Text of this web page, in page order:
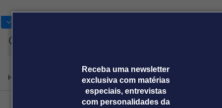
Receba uma newsletter
exclusiva com matérias
especiais, entrevistas
com personalidades da
Home Produtos e soluçõesNotícias BlogWeekendInstitucional